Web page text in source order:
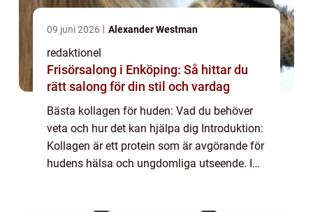
09 juni 2026 Alexander Westman
redaktionel
Frisörsalong i Enköping: Så hittar du
rätt salong för din stil och vardag
Bästa kollagen för huden: Vad du behöver
veta och hur det kan hjälpa dig Introduktion:
Kollagen är ett protein som är avgörande för
hudens hälsa och ungdomliga utseende. I